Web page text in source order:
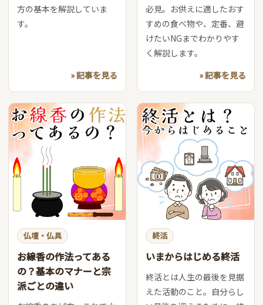
方の基本を解説していま
す。
» 記事を見る
必見。お供えに適したおす
すめの食べ物や、定番、避
けたいNGまでわかりやす
く解説します。
» 記事を見る
仏壇・仏具
お線香の作法ってある
の？基本のマナーと宗
派ごとの違い
終活
いまからはじめる終活
終活とは人生の最後を見据
えた活動のこと。自分らし